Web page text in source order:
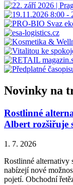
Novinky na
Rostlinné
Albert rozšiřuje
1. 7. 2026
Rostlinné alternativy
nabízejí nové
pojetí. Obchodní